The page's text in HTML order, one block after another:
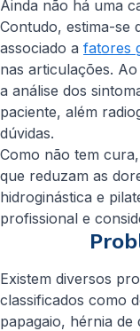
Ainda não há uma
Contudo, estima-se
associado a fatores
nas articulações.
a análise dos
paciente, além
dúvidas.
Como não tem
que reduzam as
hidroginástica e
profissional e
Existem diversos
classificados como
papagaio, hérnia de